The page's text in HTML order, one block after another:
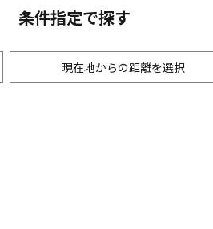
条件指定で探す
現在地からの距離を選択